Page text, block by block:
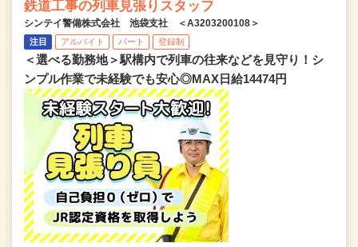
鉄道工事の列車見張りスタッフ
シンテイ警備株式会社 池袋支社 ＜A3203200108＞
注目 アルバイト パート 登録制
＜選べる勤務地＞駅構内で列車の往来などを見守り！シ
ンプル作業で未経験でも安心◎MAX日給14474円